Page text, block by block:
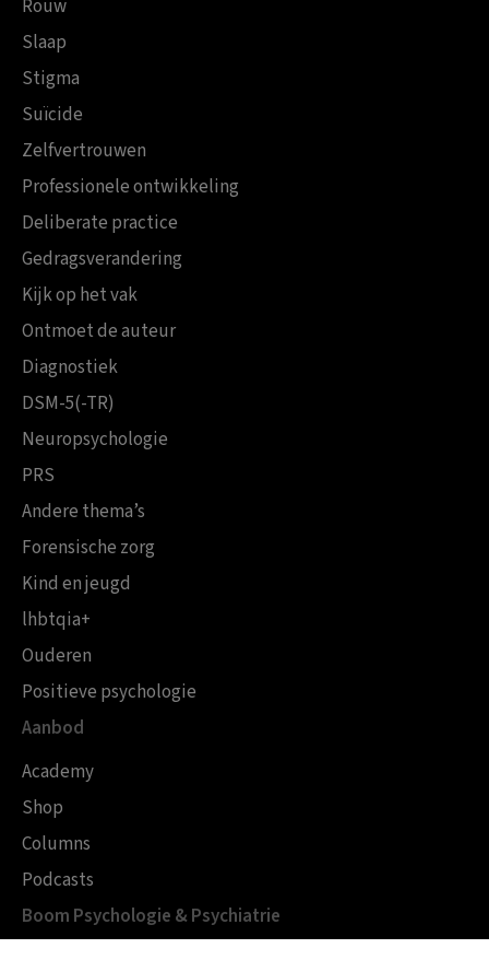
Rouw
Slaap
Stigma
Suïcide
Zelfvertrouwen
Professionele ontwikkeling
Deliberate practice
Gedragsverandering
Kijk op het vak
Ontmoet de auteur
Diagnostiek
DSM-5(-TR)
Neuropsychologie
PRS
Andere thema’s
Forensische zorg
Kind en jeugd
lhbtqia+
Ouderen
Positieve psychologie
Aanbod
Academy
Shop
Columns
Podcasts
Boom Psychologie & Psychiatrie